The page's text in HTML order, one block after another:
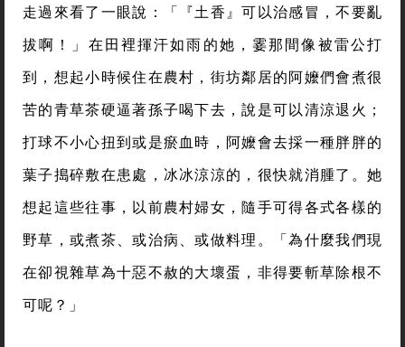
走過來看了一眼說：「『土香』可以治感冒，不要亂
拔啊！」在田裡揮汗如雨的她，霎那間像被雷公打
到，想起小時候住在農村，街坊鄰居的阿嬤們會煮很
苦的青草茶硬逼著孫子喝下去，說是可以清涼退火；
打球不小心扭到或是瘀血時，阿嬤會去採一種胖胖的
葉子搗碎敷在患處，冰冰涼涼的，很快就消腫了。她
想起這些往事，以前農村婦女，隨手可得各式各樣的
野草，或煮茶、或治病、或做料理。「為什麼我們現
在卻視雜草為十惡不赦的大壞蛋，非得要斬草除根不
可呢？」